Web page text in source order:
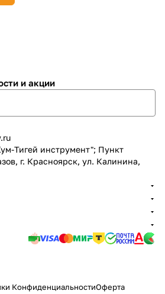
и акции
Тигей инструмент"; Пункт
г. Красноярск, ул. Калинина,
КонфиденциальностиОферта
раз в 2 недели